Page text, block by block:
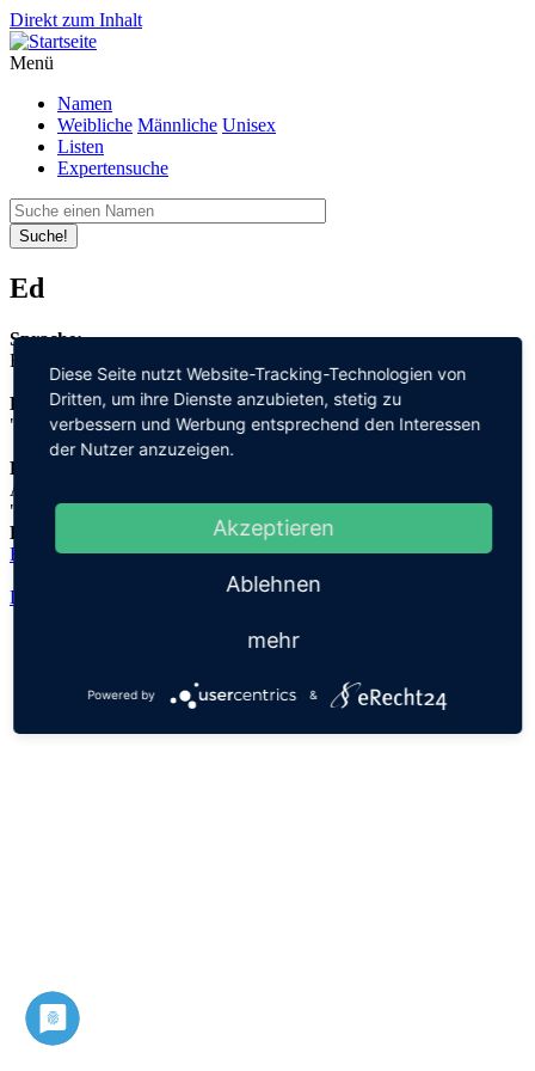
Direkt zum Inhalt
Menü
Namen
Weibliche Männliche Unisex
Listen
Expertensuche
Suche!
Ed
Sprache:
Englisch
Bedeutung:
"Reichtum" + "Wächter"
Herleitung:
Altenglisch,
"ēad" + "weard"
Herkunftsname:
Edward
Datenschutz
Diese Seite nutzt Website-Tracking-Technologien von
Dritten, um ihre Dienste anzubieten, stetig zu
verbessern und Werbung entsprechend den Interessen
der Nutzer anzuzeigen.
Akzeptieren
Ablehnen
mehr
Powered by &